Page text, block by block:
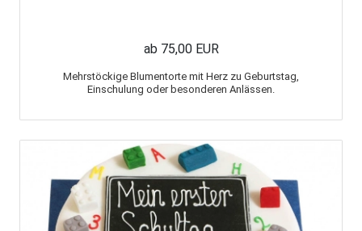
ab 75,00 EUR
Mehrstöckige Blumentorte mit Herz zu Geburtstag,
Einschulung oder besonderen Anlässen.